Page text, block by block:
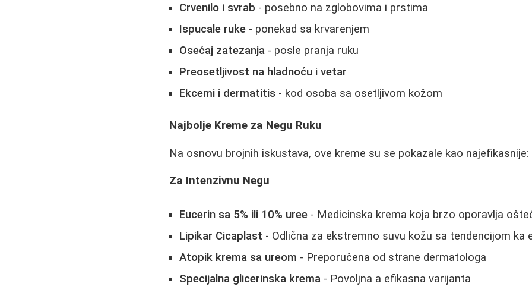
Crvenilo i svrab - posebno na zglobovima i prstima
Ispucale ruke - ponekad sa krvarenjem
Osećaj zatezanja - posle pranja ruku
Preosetljivost na hladnoću i vetar
Ekcemi i dermatitis - kod osoba sa osetljivom kožom
Najbolje Kreme za Negu Ruku
Na osnovu brojnih iskustava, ove kreme su se pokazale kao najefikasnije:
Za Intenzivnu Negu
Eucerin sa 5% ili 10% uree - Medicinska krema koja brzo oporavlja
Lipikar Cicaplast - Odlična za ekstremno suvu kožu sa tendencijom ka
Atopik krema sa ureom - Preporučena od strane dermatologa
Specijalna glicerinska krema - Povoljna a efikasna varijanta